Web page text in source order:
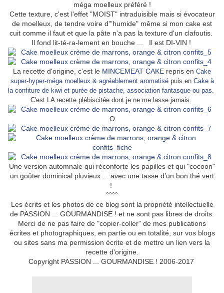
méga moelleux préféré !
Cette texture, c'est l'effet "MOIST" intraduisible mais si évocateur
de moelleux, de tendre voire d'"humide" même si mon cake est
cuit comme il faut et que la pâte n'a pas la texture d'un clafoutis.
Il fond lit-té-ra-lement en bouche ... Il est DI-VIN !
La recette d'origine, c'est le MINCEMEAT CAKE repris en Cake
super-hyper-méga moelleux & agréablement aromatisépuis en Cake à
la confiture de kiwi et purée de pistache, association fantasque ou pas.
C'est LA recette plébiscitée dont je ne me lasse jamais.
O
Une version automnale qui réconforte les papilles et qui "cocoon"
un goûter dominical pluvieux ... avec une tasse d’un bon thé vert
!
°°°°
Les écrits et les photos de ce blog sont la propriété intellectuelle
de PASSION ... GOURMANDISE ! et ne sont pas libres de droits.
Merci de ne pas faire de "copier-coller" de mes publications
écrites et photographiques, en partie ou en totalité, sur vos blogs
ou sites sans ma permission écrite et de mettre un lien vers la
recette d'origine.
Copyright PASSION ... GOURMANDISE ! 2006-2017